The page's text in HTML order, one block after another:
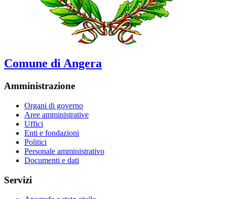
Comune di Angera
Amministrazione
Organi di governo
Aree amministrative
Uffici
Enti e fondazioni
Politici
Personale amministrativo
Documenti e dati
Servizi